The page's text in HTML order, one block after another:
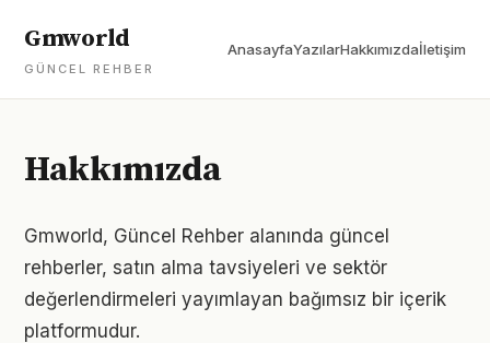
Gmworld
GÜNCEL REHBER
AnasayfaYazılarHakkımızdaİletişim
Hakkımızda
Gmworld, Güncel Rehber alanında güncel
rehberler, satın alma tavsiyeleri ve sektör
değerlendirmeleri yayımlayan bağımsız bir içerik
platformudur.